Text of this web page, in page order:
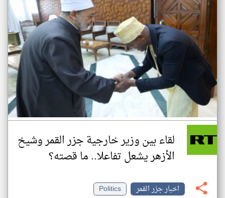
لقاء بين وزير خارجية جزر القمر وشيخ
الأزهر يشعل تفاعلا.. ما قصته؟
اخبار جزر القمر
Politics